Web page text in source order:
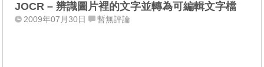
JOCR – 辨識圖片裡的文字並轉為可編輯文字檔
2009年07月30日 暫無評論